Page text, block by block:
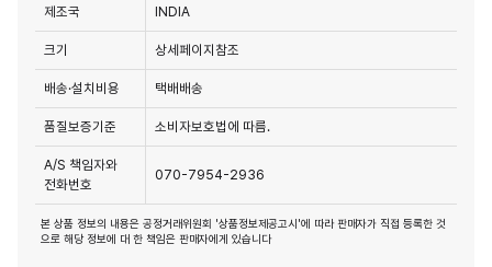
제조국 INDIA
크기 상세페이지참조
배송·설치비용 택배배송
품질보증기준 소비자보호법에 따름.
A/S 책임자와
전화번호
070-7954-2936
본 상품 정보의 내용은 공정거래위원회 '상품정보제공고시'에 따라 판매자가 직접 등록한 것
으로 해당 정보에 대 한 책임은 판매자에게 있습니다